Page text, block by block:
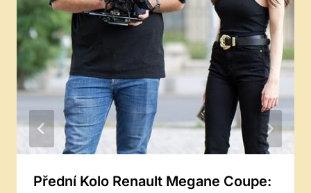
Přední Kolo Renault Megane Coupe: